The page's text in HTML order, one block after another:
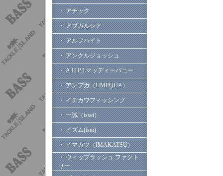
・ アチック
・ アブガルシア
・ アルフハイト
・ アンクルジョッシュ
・ A.H.P.Lマッディーバニー
・ アンプカ（UMPQUA）
・ イチカワフィッシング
・ 一誠（issei）
・ イズム(ism)
・ イマカツ（IMAKATSU）
・ ウィップラッシュ ファクト
リー